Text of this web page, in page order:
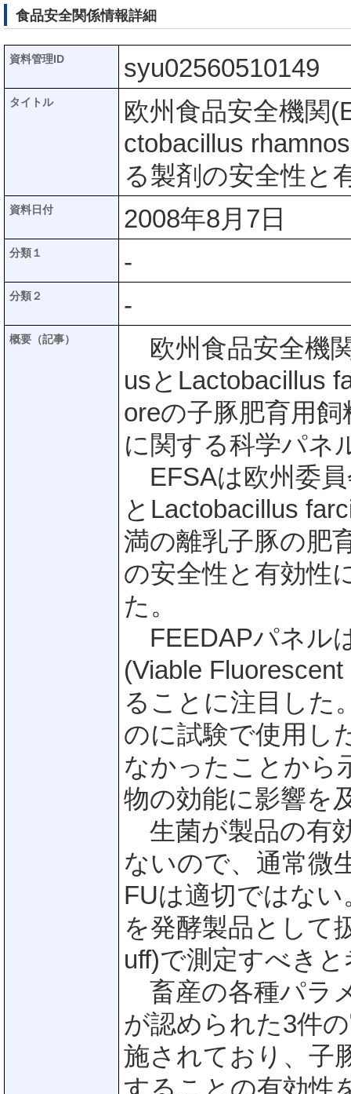
食品安全関係情報詳細
資料管理ID syu02560510149
タイトル
欧州食品安全機関
ctobacillus
る製剤の安全性と
資料日付 2008年8月7日
分類１ -
分類２ -
概要（記事）
欧州食品安全機
usとLactobacillus
oreの子豚肥育用
に関する科学パネ
EFSAは欧州委員
とLactobacillus
満の離乳子豚の肥
の安全性と有効性
た。
FEEDAPパネル
(Viable
ることに注目した
のに試験で使用し
なかったことから
物の効能に影響を
生菌が製品の有
ないので、通常微
FUは適切ではな
を発酵製品として
uff)で測定すべき
畜産の各種パラ
が認められた3件
施されており、子
することの有効性